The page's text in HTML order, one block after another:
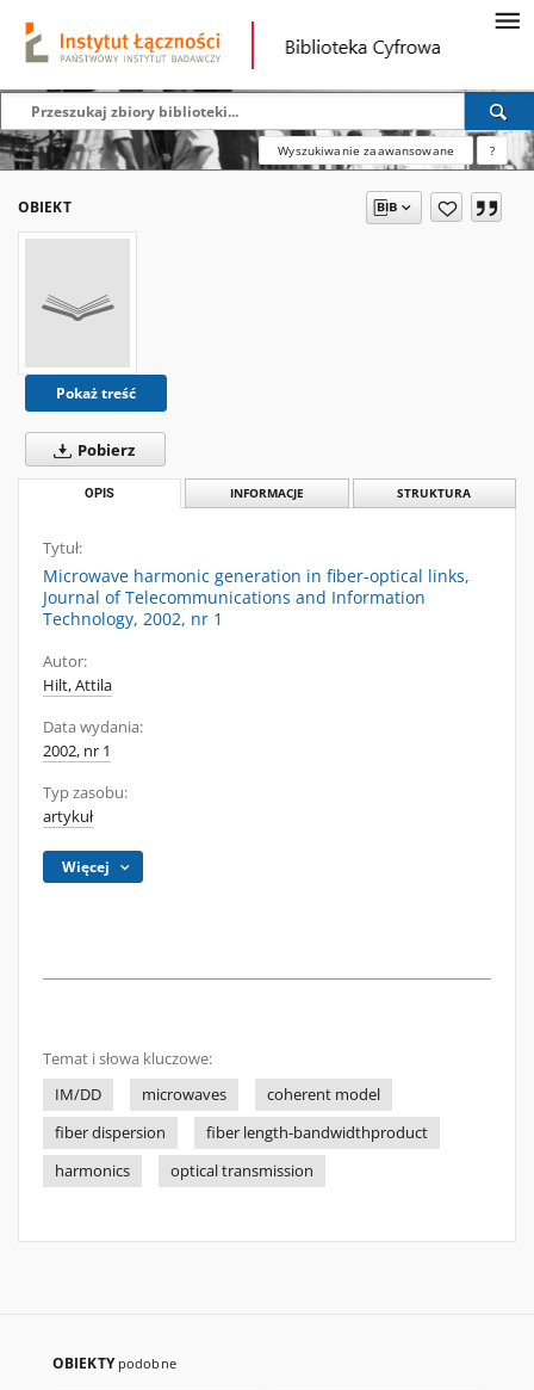
Wyszukiwanie zaawansowane ?
OBIEKT
Pokaż treść
Pobierz
OPIS INFORMACJE STRUKTURA
Tytuł:
Microwave harmonic generation in fiber-optical links,
Journal of Telecommunications and Information
Technology, 2002, nr 1
Autor:
Hilt, Attila
Data wydania:
2002, nr 1
Typ zasobu:
artykuł
Więcej
Temat i słowa kluczowe:
IM/DD
microwaves
coherent model
fiber dispersion
fiber length-bandwidthproduct
harmonics
optical transmission
OBIEKTY podobne